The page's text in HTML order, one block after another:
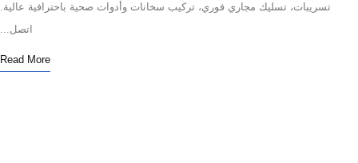
تسريبات، تسليك مجاري فوري، تركيب سخانات وأدوات صحية باحترافية عالية.
اتصل...
Read More